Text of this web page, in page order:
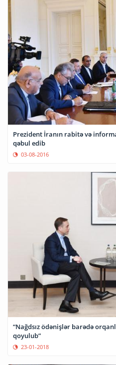
Prezident İranın rabitə və
qəbul edib
03-08-2016
“Nağdsız ödənişlər barədə
qoyulub”
23-01-2018